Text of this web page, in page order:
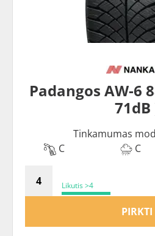
Padangos AW-6
71dB
Tinkamumas
C
C
Likutis >4
PIRKTI